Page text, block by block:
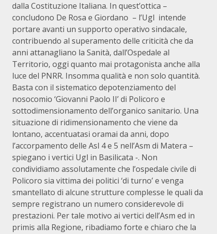
dalla Costituzione Italiana. In quest’ottica –
concludono De Rosa e Giordano – l’Ugl intende
portare avanti un supporto operativo sindacale,
contribuendo al superamento delle criticità che da
anni attanagliano la Sanità, dall’Ospedale al
Territorio, oggi quanto mai protagonista anche alla
luce del PNRR. Insomma qualità e non solo quantità.
Basta con il sistematico depotenziamento del
nosocomio ‘Giovanni Paolo II’ di Policoro e
sottodimensionamento dell’organico sanitario. Una
situazione di ridimensionamento che viene da
lontano, accentuatasi oramai da anni, dopo
l’accorpamento delle Asl 4 e 5 nell’Asm di Matera –
spiegano i vertici Ugl in Basilicata -. Non
condividiamo assolutamente che l’ospedale civile di
Policoro sia vittima dei politici ‘di turno’ e venga
smantellato di alcune strutture complesse le quali da
sempre registrano un numero considerevole di
prestazioni. Per tale motivo ai vertici dell’Asm ed in
primis alla Regione, ribadiamo forte e chiaro che la